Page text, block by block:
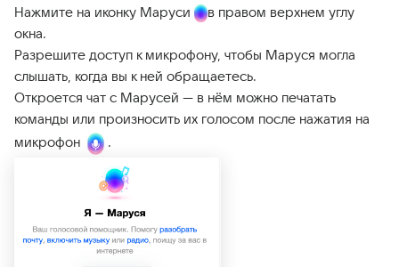
Нажмите на иконку Маруси
в правом верхнем углу
окна.
Разрешите доступ к микрофону, чтобы Маруся могла
слышать, когда вы к ней обращаетесь.
Откроется чат с Марусей — в нём можно печатать
команды или произносить их голосом после нажатия на
микрофон
.